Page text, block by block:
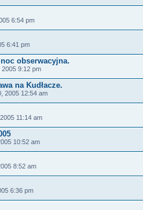
6:54 pm
6:41 pm
obserwacyjna.
9:12 pm
na Kudłacze.
2005 12:54 am
11:14 am
10:52 am
8:52 am
6:36 pm